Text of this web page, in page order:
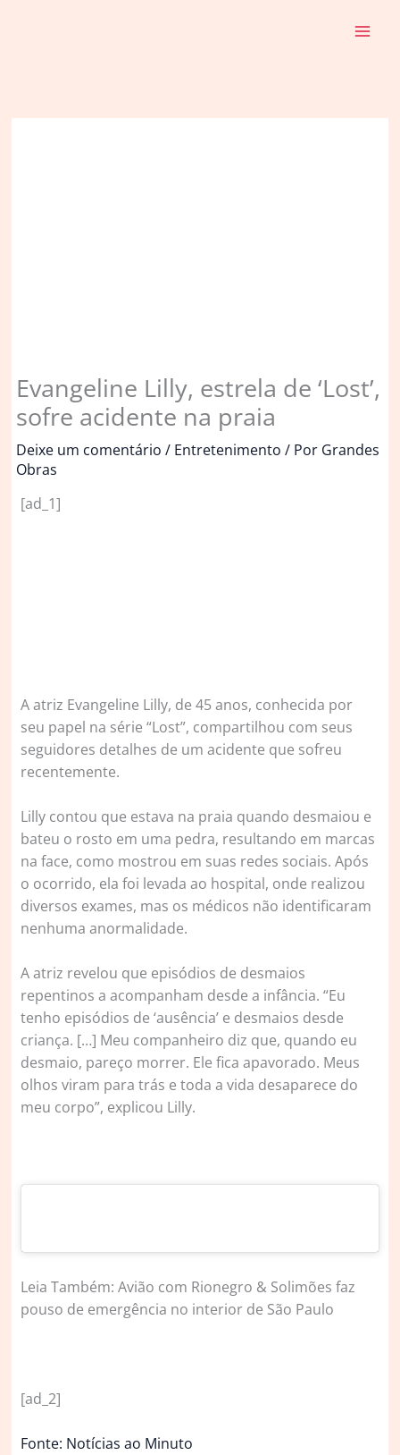
Evangeline Lilly, estrela de ‘Lost’,
sofre acidente na praia
Deixe um comentário / Entretenimento / Por Grandes
Obras
[ad_1]
Aatriz Evangeline Lilly, de 45 anos, conhecida por
seu papel na série “Lost”, compartilhou com seus
seguidores detalhes de um acidente que sofreu
recentemente.
Lilly contou que estava na praia quando desmaiou e
bateu o rosto em uma pedra, resultando em marcas
na face, como mostrou em suas redes sociais. Após
o ocorrido, ela foi levada ao hospital, onde realizou
diversos exames, mas os médicos não identificaram
nenhuma anormalidade.
A atriz revelou que episódios de desmaios
repentinos a acompanham desde a infância. “Eu
tenho episódios de ‘ausência’ e desmaios desde
criança. […] Meu companheiro diz que, quando eu
desmaio, pareço morrer. Ele fica apavorado. Meus
olhos viram para trás e toda a vida desaparece do
meu corpo”, explicou Lilly.
Leia Também: Avião com Rionegro & Solimões faz
pouso de emergência no interior de São Paulo
[ad_2]
Fonte: Notícias ao Minuto